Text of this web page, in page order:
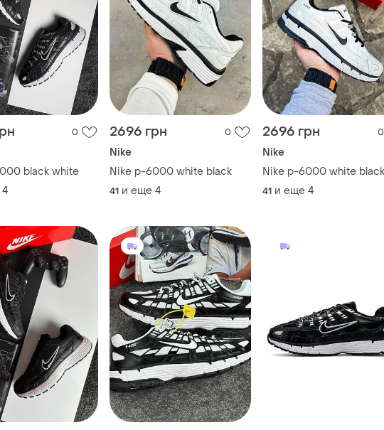
0
black white
4
2696 грн 0
Nike
Nike p-6000 white black
41 и еще 4
2696 грн 0
Nike
Nike p-6000 white black
41 и еще 4